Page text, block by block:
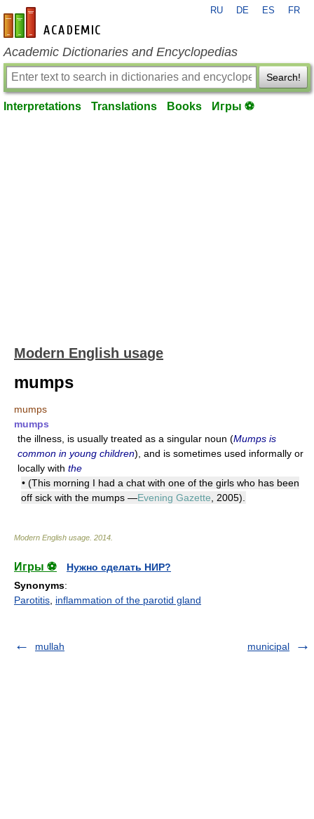
en-academic.com
RU DE ES FR
Academic Dictionaries and Encyclopedias
Search!
Interpretations Translations Books Игры ⚽
Modern English usage
mumps
mumps
mumps
the illness, is usually treated as a singular noun (Mumps is
common in young children), and is sometimes used informally or
locally with the
• (This morning I had a chat with one of the girls who has been
off sick with the mumps —Evening Gazette , 2005).
Modern English usage 2014
Игры ⚽
Нужно сделать НИР?
Synonyms:
Parotitis inflammation of the parotid gland
mullah municipal